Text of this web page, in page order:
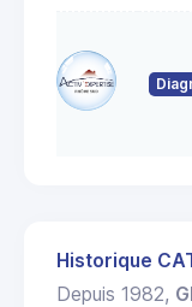
Historique
Depuis 1982,